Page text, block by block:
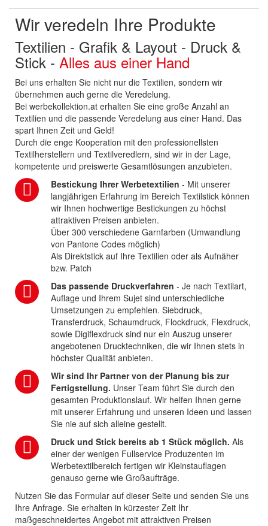
Wir veredeln Ihre Produkte
Textilien - Grafik & Layout - Druck &
Stick - Alles aus einer Hand
Bei uns erhalten Sie nicht nur die Textilien, sondern wir
übernehmen auch gerne die Veredelung.
Bei werbekollektion.at erhalten Sie eine große Anzahl an
Textilien und die passende Veredelung aus einer Hand. Das
spart Ihnen Zeit und Geld!
Durch die enge Kooperation mit den professionellsten
Textilherstellern und Textilveredlern, sind wir in der Lage,
kompetente und preiswerte Gesamtlösungen anzubieten.
Bestickung Ihrer Werbetextilien - Mit unserer
langjährigen Erfahrung im Bereich Textilstick können
wir Ihnen hochwertige Bestickungen zu höchst
attraktiven Preisen anbieten.
Über 300 verschiedene Garnfarben (Umwandlung
von Pantone Codes möglich)
Als Direktstick auf Ihre Textilien oder als Aufnäher
bzw. Patch
Das passende Druckverfahren - Je nach Textilart,
Auflage und Ihrem Sujet sind unterschiedliche
Umsetzungen zu empfehlen. Siebdruck,
Transferdruck, Schaumdruck, Flockdruck, Flexdruck,
sowie Digiflexdruck sind nur ein Auszug unserer
angebotenen Drucktechniken, die wir Ihnen stets in
höchster Qualität anbieten.
Wir sind Ihr Partner von der Planung bis zur
Fertigstellung. Unser Team führt Sie durch den
gesamten Produktionslauf. Wir helfen Ihnen gerne
mit unserer Erfahrung und unseren Ideen und lassen
Sie nie auf sich alleine gestellt.
Druck und Stick bereits ab 1 Stück möglich. Als
einer der wenigen Fullservice Produzenten im
Werbetextilbereich fertigen wir Kleinstauflagen
genauso gerne wie Großaufträge.
Nutzen Sie das Formular auf dieser Seite und senden Sie uns
Ihre Anfrage. Sie erhalten in kürzester Zeit Ihr
maßgeschneidertes Angebot mit attraktiven Preisen